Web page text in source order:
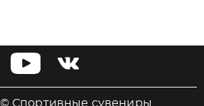
© Спортивные сувениры